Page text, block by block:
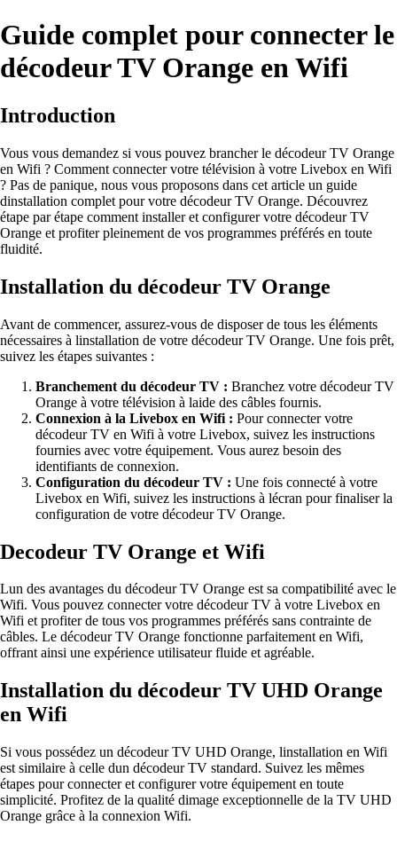
Guide complet pour connecter le
décodeur TV Orange en Wifi
Introduction
Vous vous demandez si vous pouvez brancher le décodeur TV Orange
en Wifi ? Comment connecter votre télévision à votre Livebox en Wifi
? Pas de panique, nous vous proposons dans cet article un guide
dinstallation complet pour votre décodeur TV Orange. Découvrez
étape par étape comment installer et configurer votre décodeur TV
Orange et profiter pleinement de vos programmes préférés en toute
fluidité.
Installation du décodeur TV Orange
Avant de commencer, assurez-vous de disposer de tous les éléments
nécessaires à linstallation de votre décodeur TV Orange. Une fois prêt,
suivez les étapes suivantes :
Branchement du décodeur TV : Branchez votre décodeur TV
Orange à votre télévision à laide des câbles fournis.
Connexion à la Livebox en Wifi : Pour connecter votre
décodeur TV en Wifi à votre Livebox, suivez les instructions
fournies avec votre équipement. Vous aurez besoin des
identifiants de connexion.
Configuration du décodeur TV : Une fois connecté à votre
Livebox en Wifi, suivez les instructions à lécran pour finaliser la
configuration de votre décodeur TV Orange.
Decodeur TV Orange et Wifi
Lun des avantages du décodeur TV Orange est sa compatibilité avec le
Wifi. Vous pouvez connecter votre décodeur TV à votre Livebox en
Wifi et profiter de tous vos programmes préférés sans contrainte de
câbles. Le décodeur TV Orange fonctionne parfaitement en Wifi,
offrant ainsi une expérience utilisateur fluide et agréable.
Installation du décodeur TV UHD Orange
en Wifi
Si vous possédez un décodeur TV UHD Orange, linstallation en Wifi
est similaire à celle dun décodeur TV standard. Suivez les mêmes
étapes pour connecter et configurer votre équipement en toute
simplicité. Profitez de la qualité dimage exceptionnelle de la TV UHD
Orange grâce à la connexion Wifi.